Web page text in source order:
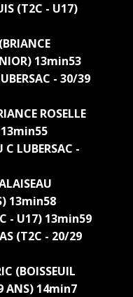
(T2C - U17)
13min53
- 30/39
ROSELLE
13min55
LUBERSAC -
13min58
- U17) 13min59
(T2C - 20/29
(BOISSEUIL
ANS) 14min7